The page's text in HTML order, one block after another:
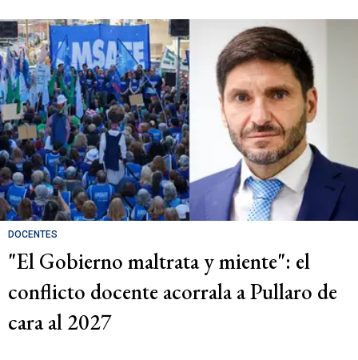
DOCENTES
"El Gobierno maltrata y miente": el
conflicto docente acorrala a Pullaro de
cara al 2027